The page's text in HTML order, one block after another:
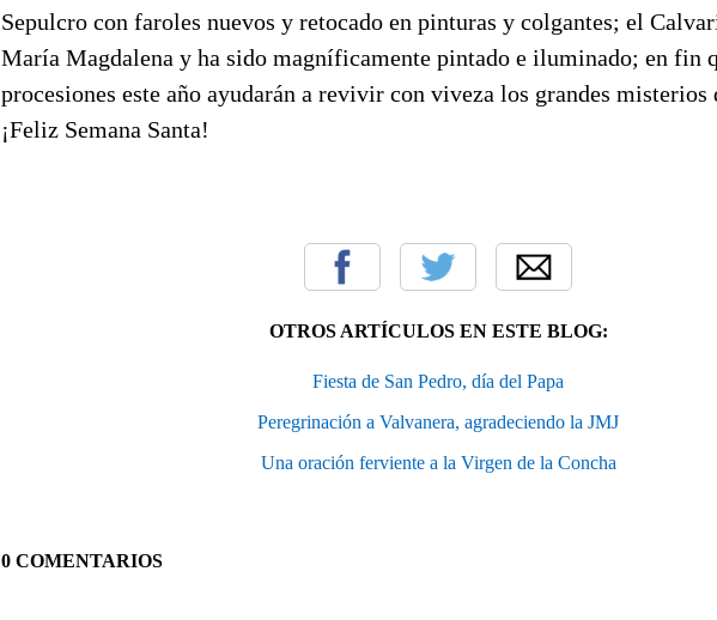
Sepulcro con faroles nuevos y retocado en pinturas y colgantes; el
María Magdalena y ha sido magníficamente pintado e iluminado; en fin
procesiones este año ayudarán a revivir con viveza los grandes misterios
¡Feliz Semana Santa!
OTROS ARTÍCULOS EN ESTE BLOG:
Fiesta de San Pedro, día del Papa
Peregrinación a Valvanera, agradeciendo la JMJ
Una oración ferviente a la Virgen de la Concha
0 COMENTARIOS